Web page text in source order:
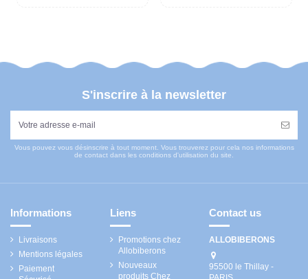
S'inscrire à la newsletter
Vous pouvez vous désinscrire à tout moment. Vous trouverez pour cela nos informations
de contact dans les conditions d'utilisation du site.
Informations
Livraisons
Mentions légales
Paiement
Liens
Promotions chez
Allobiberons
Nouveaux
produits Chez
Contact us
ALLOBIBERONS
95500 le Thillay -